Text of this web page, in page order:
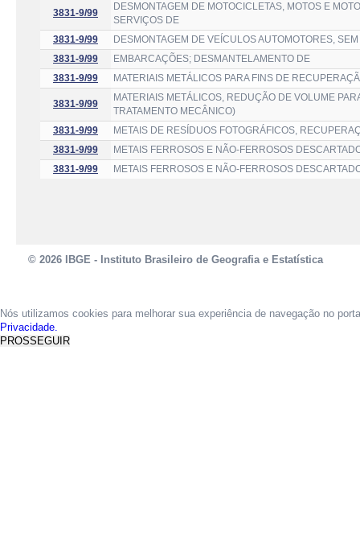
3831-9/99
DESMONTAGEM DE MOTOCICLETAS, MOTOS E
SERVIÇOS DE
3831-9/99
DESMONTAGEM DE VEÍCULOS AUTOMOTORES,
3831-9/99
EMBARCAÇÕES; DESMANTELAMENTO DE
3831-9/99
MATERIAIS METÁLICOS PARA FINS DE
3831-9/99
MATERIAIS METÁLICOS, REDUÇÃO DE VOLUME
TRATAMENTO MECÂNICO)
3831-9/99
METAIS DE RESÍDUOS FOTOGRÁFICOS,
3831-9/99
METAIS FERROSOS E NÃO-FERROSOS
3831-9/99
METAIS FERROSOS E NÃO-FERROSOS
© 2026 IBGE - Instituto Brasileiro de Geografia e Estatística
Nós utilizamos cookies para melhorar sua experiência de navegação no
Privacidade.
PROSSEGUIR